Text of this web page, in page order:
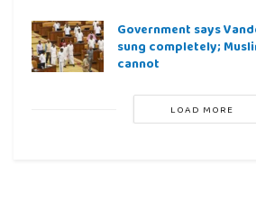
Government says
sung completely;
cannot
LOAD MORE